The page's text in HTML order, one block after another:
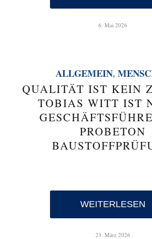
6. Mai 2026
ALLGEMEIN,
QUALITÄT IST KEIN
TOBIAS WITT IST
PROBETON
WEITERLESEN
23. März 2026